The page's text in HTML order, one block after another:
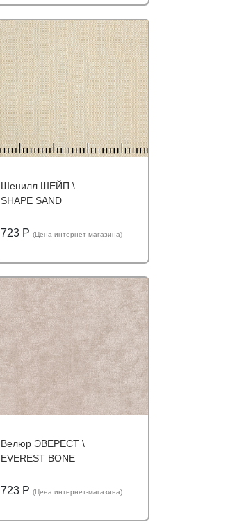
Шенилл ШЕЙП \
SHAPE SAND
723 Р (Цена интернет-магазина)
Велюр ЭВЕРЕСТ \
EVEREST BONE
723 Р (Цена интернет-магазина)